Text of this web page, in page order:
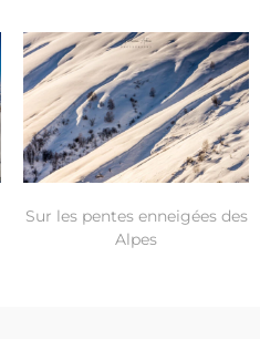
Sur les pentes enneigées des
Alpes